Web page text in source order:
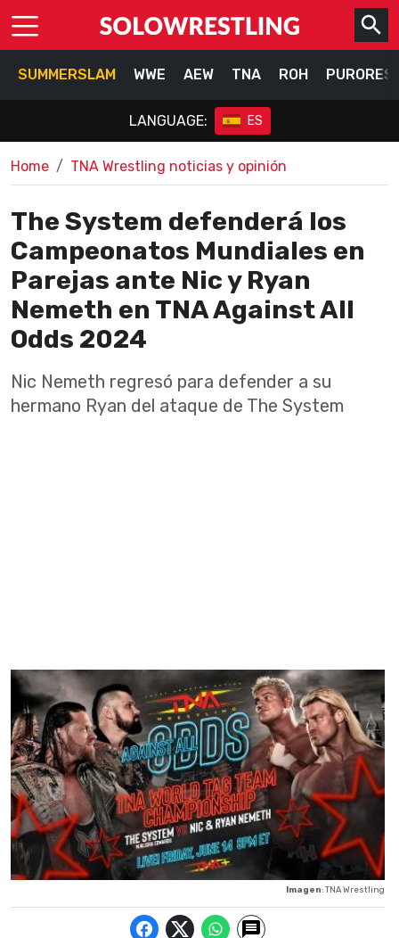
SUMMERSLAM WWE AEW TNA ROH
LANGUAGE: ES
Home TNA Wrestling noticias y opinión
The System defenderá los
Campeonatos Mundiales en
Parejas ante Nic y Ryan
Nemeth en TNA Against All
Odds 2024
Nic Nemeth regresó para defender a su
hermano Ryan del ataque de The System
Imagen: TNA Wrestling